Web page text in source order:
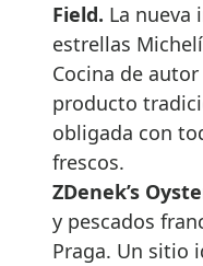
Field. La nueva
estrellas
Cocina de
producto
obligada con
frescos.
ZDenek’s
y pescados
Praga. Un sitio